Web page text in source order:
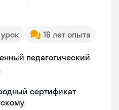
урок 16 лет опыта
педагогический
сертификат